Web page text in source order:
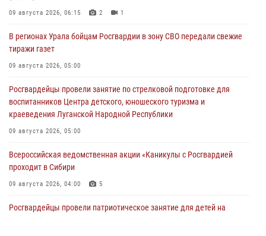
09 августа 2026, 06:15 2 1
В регионах Урала бойцам Росгвардии в зону СВО передали свежие
тиражи газет
09 августа 2026, 05:00
Росгвардейцы провели занятие по стрелковой подготовке для
воспитанников Центра детского, юношеского туризма и
краеведения Луганской Народной Республики
09 августа 2026, 05:00
Всероссийская ведомственная акции «Каникулы с Росгвардией
проходит в Сибири
09 августа 2026, 04:00 5
Росгвардейцы провели патриотическое занятие для детей на